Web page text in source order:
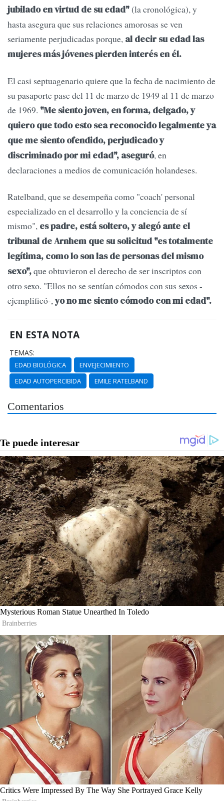
jubilado en virtud de su edad"(la cronológica), y
hasta asegura que sus relaciones amorosas se ven
seriamente perjudicadas porque, al decir su edad las
mujeres más jóvenes pierden interés en él.
El casi septuagenario quiere que la fecha de nacimiento de
su pasaporte pase del 11 de marzo de 1949 al 11 de marzo
de 1969. "Me siento joven, en forma, delgado, y
quiero que todo esto sea reconocido legalmente ya
que me siento ofendido, perjudicado y
discriminado por mi edad", aseguró, en
declaraciones a medios de comunicación holandeses.
Ratelband, que se desempeña como "coach' personal
especializado en el desarrollo y la conciencia de sí
mismo", es padre, está soltero, y alegó ante el
tribunal de Arnhem que su solicitud "es totalmente
legítima, como lo son las de personas del mismo
sexo",que obtuvieron el derecho de ser inscriptos con
otro sexo. "Ellos no se sentían cómodos con sus sexos -
ejemplificó-,yo no me siento cómodo con mi edad".
EN ESTA NOTA
TEMAS:
EDAD BIOLÓGICA
ENVEJECIMIENTO
EDAD AUTOPERCIBIDA
EMILE RATELBAND
Comentarios